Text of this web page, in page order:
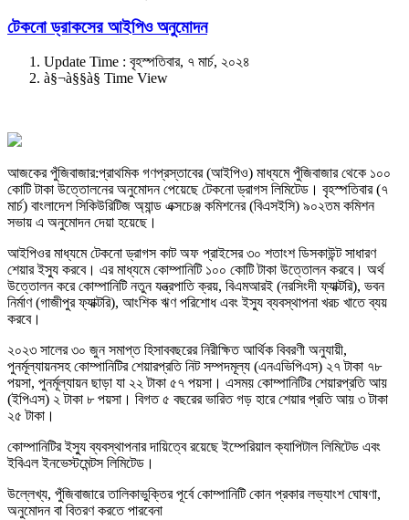
টেকনো ড্রাকসের আইপিও অনুমোদন
Update Time : বৃহস্পতিবার, ৭ মার্চ, ২০২৪
à§¬à§§à§­ Time View
আজকের পুঁজিবাজার:প্রাথমিক গণপ্রস্তাবের (আইপিও) মাধ্যমে পুঁজিবাজার থেকে ১০০
কোটি টাকা উত্তোলনের অনুমোদন পেয়েছে টেকনো ড্রাগস লিমিটেড। বৃহস্পতিবার (৭
মার্চ) বাংলাদেশ সিকিউরিটিজ অ্যান্ড এক্সচেঞ্জ কমিশনের (বিএসইসি) ৯০২তম কমিশন
সভায় এ অনুমোদন দেয়া হয়েছে।
আইপিওর মাধ্যমে টেকনো ড্রাগস কাট অফ প্রাইসের ৩০ শতাংশ ডিসকাউন্ট সাধারণ
শেয়ার ইস্যু করবে। এর মাধ্যমে কোম্পানিটি ১০০ কোটি টাকা উত্তোলন করবে। অর্থ
উত্তোলন করে কোম্পানিটি নতুন যন্ত্রপাতি ক্রয়, বিএমআরই (নরসিংদী ফ্যাক্টরি), ভবন
নির্মাণ (গাজীপুর ফ্যাক্টরি), আংশিক ঋণ পরিশোধ এবং ইস্যু ব্যবস্থাপনা খরচ খাতে ব্যয়
করবে।
২০২৩ সালের ৩০ জুন সমাপ্ত হিসাববছরের নিরীক্ষিত আর্থিক বিবরণী অনুযায়ী,
পুনর্মূল্যায়নসহ কোম্পানিটির শেয়ারপ্রতি নিট সম্পদমূল্য (এনএভিপিএস) ২৭ টাকা ৭৮
পয়সা, পুনর্মূল্যায়ন ছাড়া যা ২২ টাকা ৫৭ পয়সা। এসময় কোম্পানিটির শেয়ারপ্রতি আয়
(ইপিএস) ২ টাকা ৮ পয়সা। বিগত ৫ বছরের ভারিত গড় হারে শেয়ার প্রতি আয় ৩ টাকা
২৫ টাকা।
কোম্পানিটির ইস্যু ব্যবস্থাপনার দায়িত্বে রয়েছে ইম্পেরিয়াল ক্যাপিটাল লিমিটেড এবং
ইবিএল ইনভেস্টমেন্টস লিমিটেড।
উল্লেখ্য, পুঁজিবাজারে তালিকাভুক্তির পূর্বে কোম্পানিটি কোন প্রকার লভ্যাংশ ঘোষণা,
অনুমোদন বা বিতরণ করতে পারবেনা